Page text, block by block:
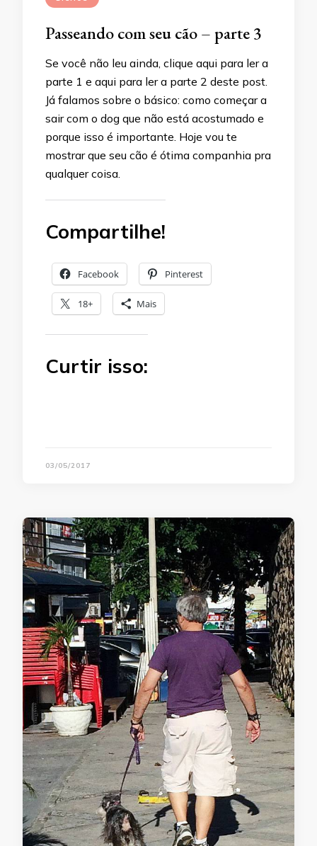
Passeando com seu cão – parte 3
Se você não leu ainda, clique aqui para ler a
parte 1 e aqui para ler a parte 2 deste post.
Já falamos sobre o básico: como começar a
sair com o dog que não está acostumado e
porque isso é importante. Hoje vou te
mostrar que seu cão é ótima companhia pra
qualquer coisa.
Compartilhe!
Facebook Pinterest
18+ Mais
Curtir isso:
03/05/2017